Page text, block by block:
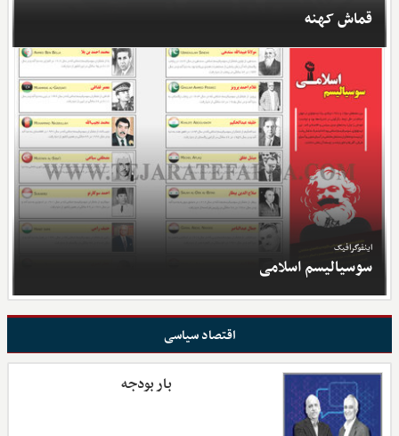
قماش کهنه
اینفوگرافیک
سوسیالیسم اسلامی
اقتصاد سیاسی
بار بودجه